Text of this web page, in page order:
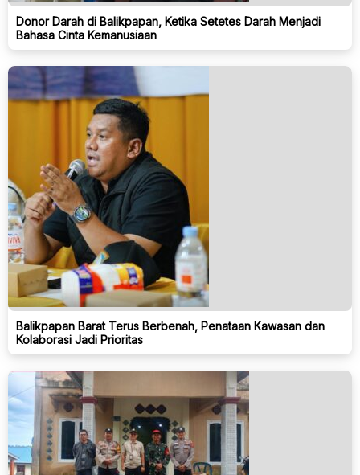
Donor Darah di Balikpapan, Ketika Setetes Darah Menjadi
Bahasa Cinta Kemanusiaan
Balikpapan Barat Terus Berbenah, Penataan Kawasan dan
Kolaborasi Jadi Prioritas